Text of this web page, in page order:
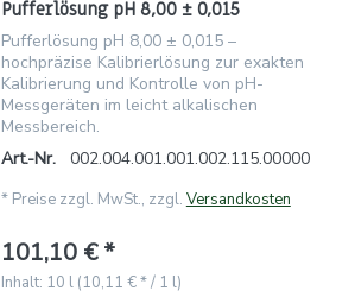
Pufferlösung pH 8,00 ± 0,015
Pufferlösung pH 8,00 ± 0,015 –
hochpräzise Kalibrierlösung zur exakten
Kalibrierung und Kontrolle von pH-
Messgeräten im leicht alkalischen
Messbereich.
Art.-Nr.
002.004.001.001.002.115.00000
* Preise zzgl. MwSt., zzgl. Versandkosten
101,10 € *
Inhalt: 10 l (10,11 € * / 1 l)